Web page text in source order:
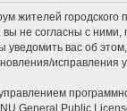
жителей
не согласны с ними,
уведомить вас об
исправления
General Public